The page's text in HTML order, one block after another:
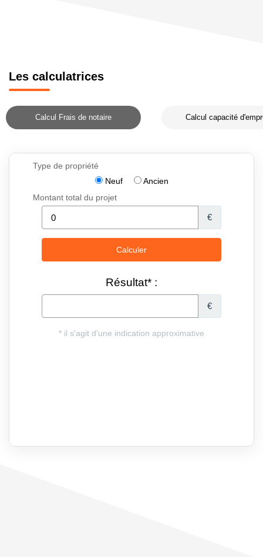
Les calculatrices
Calcul Frais de notaire Calcul capacité